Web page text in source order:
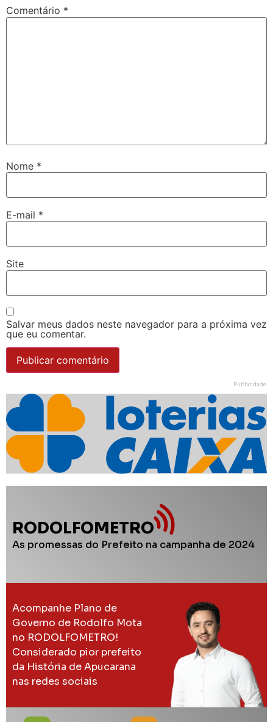
Comentário *
Nome *
E-mail *
Site
Salvar meus dados neste navegador para a próxima vez
que eu comentar.
Publicidade
RODOLFOMETRO
As promessas do Prefeito na campanha de 2024
Acompanhe Plano de
Governo de Rodolfo Mota
no RODOLFOMETRO!
Considerado pior prefeito
da História de Apucarana
nas redes sociais